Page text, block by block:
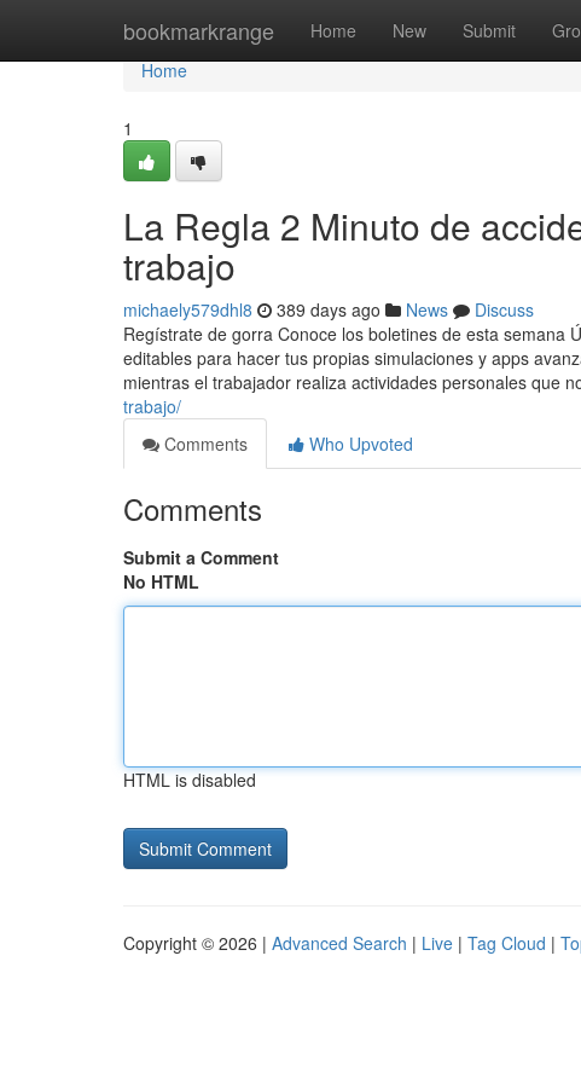
bookmarkrange Home New Submit
Home
Home
1
La Regla 2 Minuto de
trabajo
michaely579dhl8 389 days ago News
Discuss
Regístrate de gorra Conoce los boletines de esta semana
editables para hacer tus propias simulaciones y apps
mientras el trabajador realiza actividades personales que
trabajo/
Comments
Who Upvoted
Comments
Submit a Comment
No HTML
HTML is disabled
Copyright © 2026 | Advanced Search | Live | Tag Cloud |